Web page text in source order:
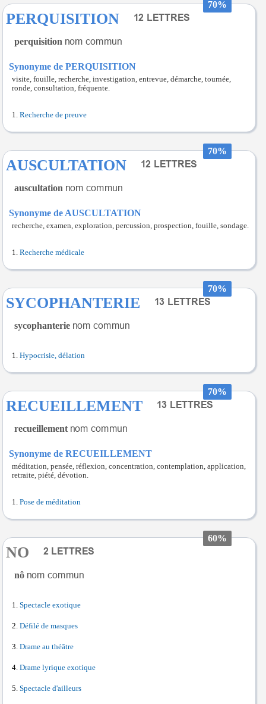
70%
PERQUISITION
perquisition
Synonyme de PERQUISITION
visite, fouille, recherche, investigation, entrevue, démarche, tournée,
ronde, consultation, fréquente.
Recherche de preuve
70%
AUSCULTATION
auscultation
Synonyme de AUSCULTATION
recherche, examen, exploration, percussion, prospection, fouille, sondage.
Recherche médicale
70%
SYCOPHANTERIE
sycophanterie
Hypocrisie, délation
70%
RECUEILLEMENT
recueillement
Synonyme de RECUEILLEMENT
méditation, pensée, réflexion, concentration, contemplation, application,
retraite, piété, dévotion.
Pose de méditation
60%
NO
nô
Spectacle exotique
Défilé de masques
Drame au théâtre
Drame lyrique exotique
Spectacle d'ailleurs